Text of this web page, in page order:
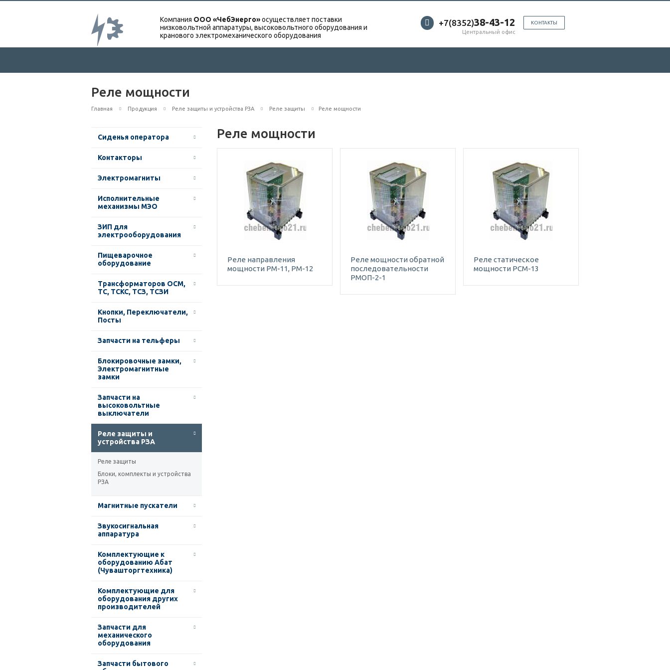
Компания ООО «ЧебЭнерго»осуществляет поставки
низковольтной аппаратуры, высоковольтного оборудования и
кранового электромеханического оборудования
КОНТАКТЫ
+7(8352)38-43-12
Центральный офис
Реле мощности
Главная Продукция Реле защиты и устройства РЗА Реле защиты Реле мощности
Сиденья оператора
Контакторы
Электромагниты
Исполнительные
механизмы МЭО
ЗИП для
электрооборудования
Пищеварочное
оборудование
Трансформаторов ОСМ,
ТС, ТСКС, ТСЗ, ТСЗИ
Кнопки, Переключатели,
Посты
Запчасти на тельферы
Блокировочные замки,
Электромагнитные
замки
Запчасти на
высоковольтные
выключатели
Реле защиты и
устройства РЗА
Реле защиты
Блоки, комплекты и устройства
РЗА
Магнитные пускатели
Звукосигнальная
аппаратура
Комплектующие к
оборудованию Абат
(Чувашторгтехника)
Комплектующие для
оборудования других
производителей
Запчасти для
механического
оборудования
Запчасти бытового
Реле мощности
Реле направления
мощности РМ-11, РМ-12
Реле мощности обратной
последовательности
РМОП-2-1
Реле статическое
мощности РСМ-13